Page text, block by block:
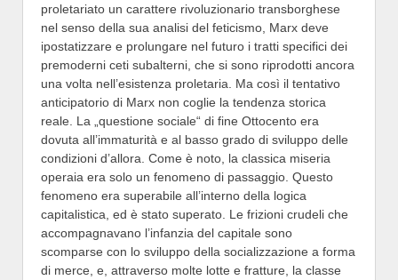
proletariato un carattere rivoluzionario transborghese
nel senso della sua analisi del feticismo, Marx deve
ipostatizzare e prolungare nel futuro i tratti specifici dei
premoderni ceti subalterni, che si sono riprodotti ancora
una volta nell’esistenza proletaria. Ma così il tentativo
anticipatorio di Marx non coglie la tendenza storica
reale. La „questione sociale“ di fine Ottocento era
dovuta all’immaturità e al basso grado di sviluppo delle
condizioni d’allora. Come è noto, la classica miseria
operaia era solo un fenomeno di passaggio. Questo
fenomeno era superabile all’interno della logica
capitalistica, ed è stato superato. Le frizioni crudeli che
accompagnavano l’infanzia del capitale sono
scomparse con lo sviluppo della socializzazione a forma
di merce, e, attraverso molte lotte e fratture, la classe